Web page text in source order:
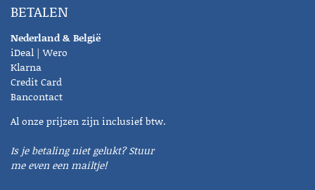
BETALEN
Nederland & België
iDeal | Wero
Klarna
Credit Card
Bancontact
Al onze prijzen zijn inclusief btw.
Is je betaling niet gelukt? Stuur
me even een mailtje!